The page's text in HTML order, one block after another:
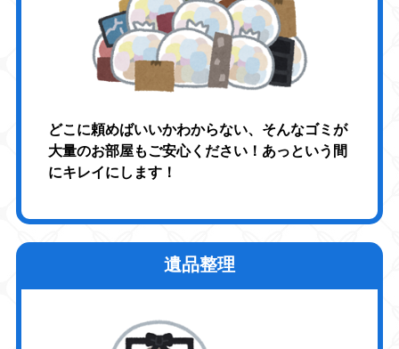
どこに頼めばいいかわからない、そんなゴミが
大量のお部屋もご安心ください！あっという間
にキレイにします！
遺品整理